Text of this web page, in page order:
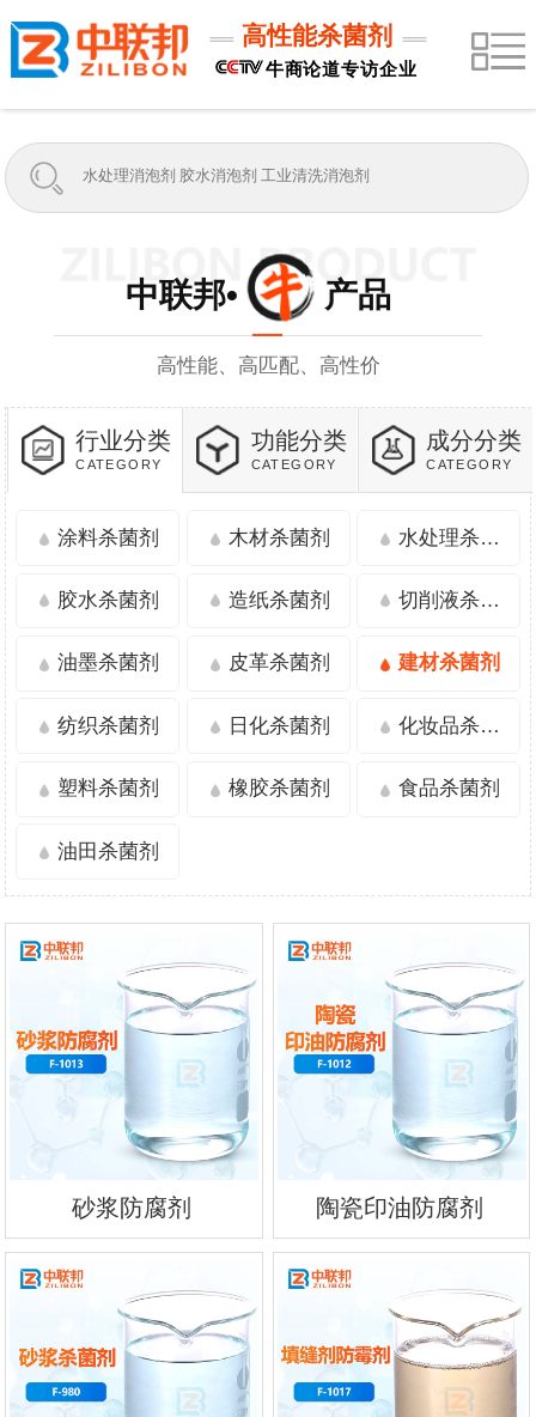
高性能杀菌剂
牛商论道专访企业
中联邦• 产品
高性能、高匹配、高性价
行业分类
CATEGORY
涂料杀菌剂 木材杀菌剂 水处理杀菌剂
胶水杀菌剂 造纸杀菌剂 切削液杀菌剂
油墨杀菌剂 皮革杀菌剂 建材杀菌剂
纺织杀菌剂 日化杀菌剂 化妆品杀菌剂
塑料杀菌剂 橡胶杀菌剂 食品杀菌剂
油田杀菌剂
功能分类
CATEGORY
成分分类
CATEGORY
砂浆防腐剂 陶瓷印油防腐剂